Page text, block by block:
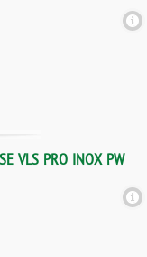
VLS PRO INOX PW